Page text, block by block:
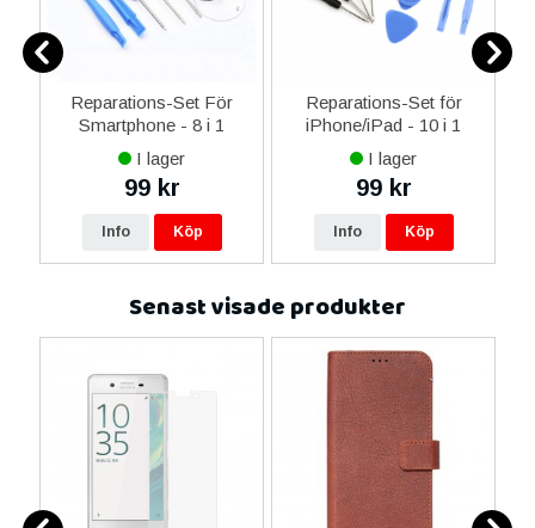
Reparations-Set För
Smartphone - 8 i 1
I lager
99 kr
Info Köp
Reparations-Set för
iPhone/iPad - 10 i 1
I lager
99 kr
Info Köp
Senast visade produkter